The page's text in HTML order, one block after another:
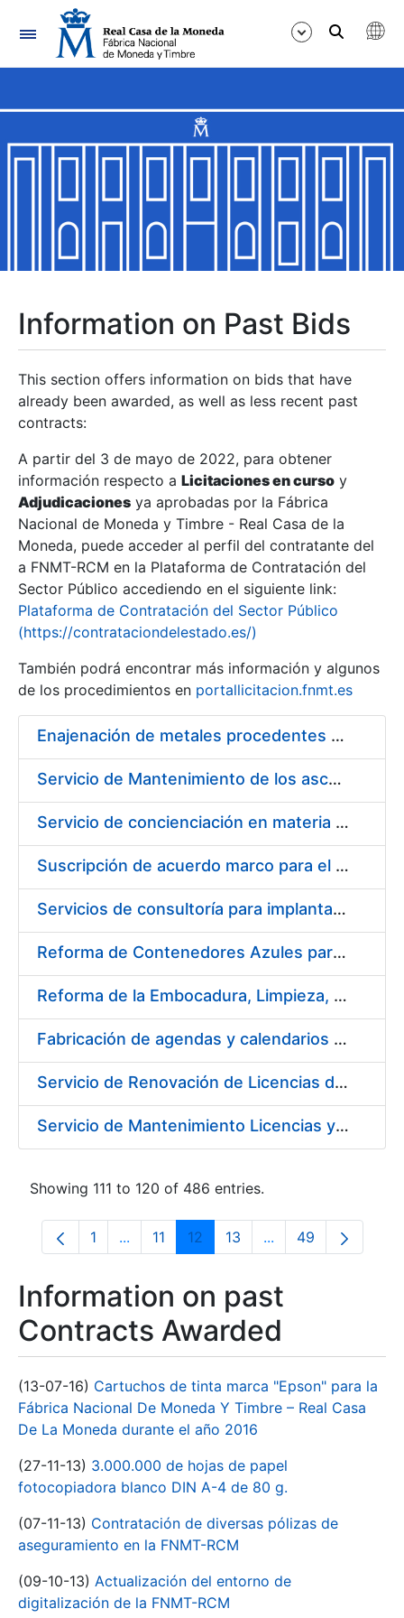
Navigation
Show/Hide
Show/Hide
Show/Hide
Show/Hide
Show/Hide
Show/Hide
Information on Past Bids
This section offers information on bids that have
already been awarded, as well as less recent past
contracts:
A partir del 3 de mayo de 2022, para obtener
información respecto a Licitaciones en curso y
Adjudicaciones ya aprobadas por la Fábrica
Nacional de Moneda y Timbre - Real Casa de la
Moneda, puede acceder al perfil del contratante del
a FNMT-RCM en la Plataforma de Contratación del
Sector Público accediendo en el siguiente link:
Plataforma de Contratación del Sector Público
(https://contrataciondelestado.es/)
También podrá encontrar más información y algunos
de los procedimientos en portallicitacion.fnmt.es
Enajenación de metales procedentes de desmonetización
Servicio de Mantenimiento de los ascensores, montacargas y plataformas de minusválidos instalados en la FNMT-RCM
Servicio de concienciación en materia de prevención de riesgos laborales
Suscripción de acuerdo marco para el servicio de diseño y producción del material gráfico necesario para el desarrollo de la actividad comercial, institucional y cultural de la entidad pública empresarial Fábrica Nacional de Moneda y Timbre-Real Casa de la Moneda (FNMT-RCM)
Servicios de consultoría para implantación por fases de un sistema de gestión del ciclo de vida de las aplicaciones en el área de desarrollo de CERES (fase 2)
Reforma de Contenedores Azules para Transporte y Almacenaje de Cospel de Acuñar Moneda
Reforma de la Embocadura, Limpieza, Pintado y Numerado de 700 Contenedores Verdes para Moneda
Fabricación de agendas y calendarios de la FNMT-RCM 2020
Servicio de Renovación de Licencias de Productos Autodesk
Servicio de Mantenimiento Licencias y Soporte a Implantación Liferay de CERES
Showing 111 to 120 of 486 entries.
Page
1 ...Intermediate Pages Use TAB to navigate.
Page
11 Page
12 Page
13 ...Intermediate
Page
49
Information on past
Contracts Awarded
(13-07-16) Cartuchos de tinta marca "Epson" para la
Fábrica Nacional De Moneda Y Timbre – Real Casa
De La Moneda durante el año 2016
(27-11-13) 3.000.000 de hojas de papel
fotocopiadora blanco DIN A-4 de 80 g.
(07-11-13) Contratación de diversas pólizas de
aseguramiento en la FNMT-RCM
(09-10-13) Actualización del entorno de
digitalización de la FNMT-RCM